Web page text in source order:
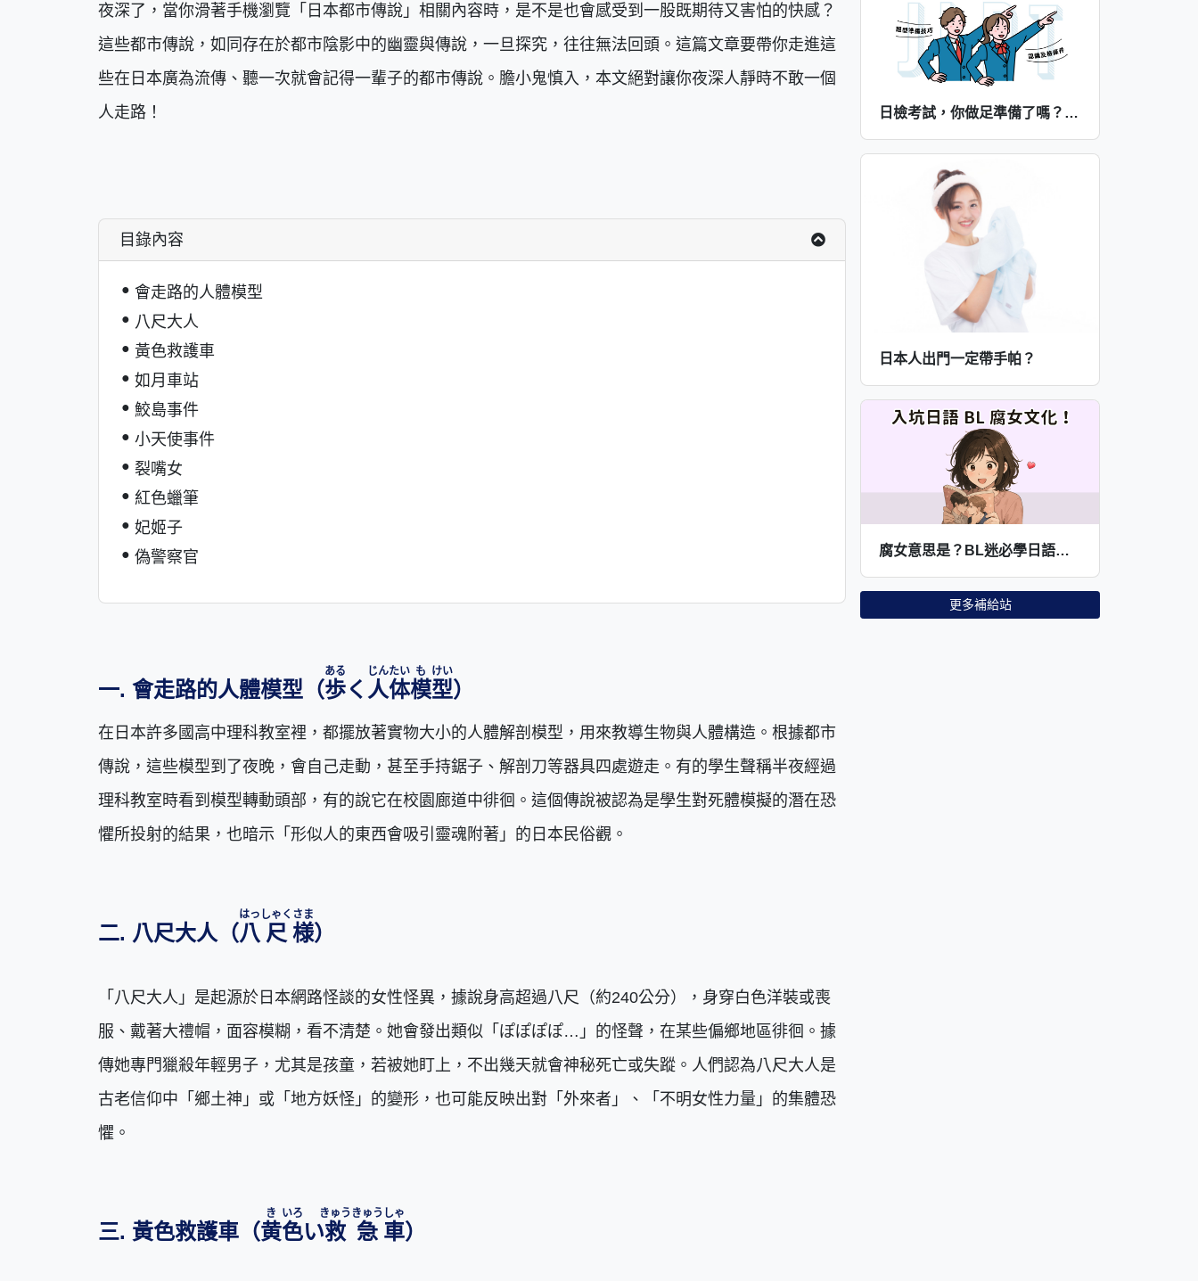
夜深了，當你滑著手機瀏覽「日本都市傳說」相關內容時，是不是也會感受到一股既期待又害怕的快感？
這些都市傳說，如同存在於都市陰影中的幽靈與傳說，一旦探究，往往無法回頭。這篇文章要帶你走進這
些在日本廣為流傳、聽一次就會記得一輩子的都市傳說。膽小鬼慎入，本文絕對讓你夜深人靜時不敢一個
人走路！
目錄內容
會走路的人體模型
八尺大人
黃色救護車
如月車站
鮫島事件
小天使事件
裂嘴女
紅色蠟筆
妃姬子
偽警察官
一. 會走路的人體模型（歩
ある
く 人
じん
体
たい
模
も
型
けい
）
在日本許多國高中理科教室裡，都擺放著實物大小的人體解剖模型，用來教導生物與人體構造。根據都市
傳說，這些模型到了夜晚，會自己走動，甚至手持鋸子、解剖刀等器具四處遊走。有的學生聲稱半夜經過
理科教室時看到模型轉動頭部，有的說它在校園廊道中徘徊。這個傳說被認為是學生對死體模擬的潛在恐
懼所投射的結果，也暗示「形似人的東西會吸引靈魂附著」的日本民俗觀。
二. 八尺大人（八
はっ
尺
しゃく
様
さま
）
「八尺大人」是起源於日本網路怪談的女性怪異，據說身高超過八尺（約240公分），身穿白色洋裝或喪
服、戴著大禮帽，面容模糊，看不清楚。她會發出類似「ぽぽぽぽ…」的怪聲，在某些偏鄉地區徘徊。據
傳她專門獵殺年輕男子，尤其是孩童，若被她盯上，不出幾天就會神秘死亡或失蹤。人們認為八尺大人是
古老信仰中「鄉土神」或「地方妖怪」的變形，也可能反映出對「外來者」、「不明女性力量」的集體恐
懼。
三. 黃色救護車（黄
き
色
いろ
い救
きゅう
急
きゅう
車
しゃ
）
日檢考試，你做足準備了嗎？日檢考試的合格須知以及解題技巧報給你知
日本人出門一定帶手帕？
腐女意思是？BL迷必學日語大解析，輕鬆入坑腐文化！
更多補給站